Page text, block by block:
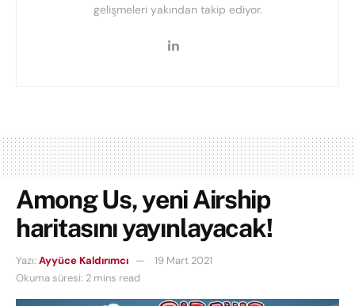
gelişmeleri yakından takip ediyor.
Among Us, yeni Airship
haritasını yayınlayacak!
Yazı: Ayyüce Kaldırımcı
19 Mart 2021
Okuma süresi: 2 mins read